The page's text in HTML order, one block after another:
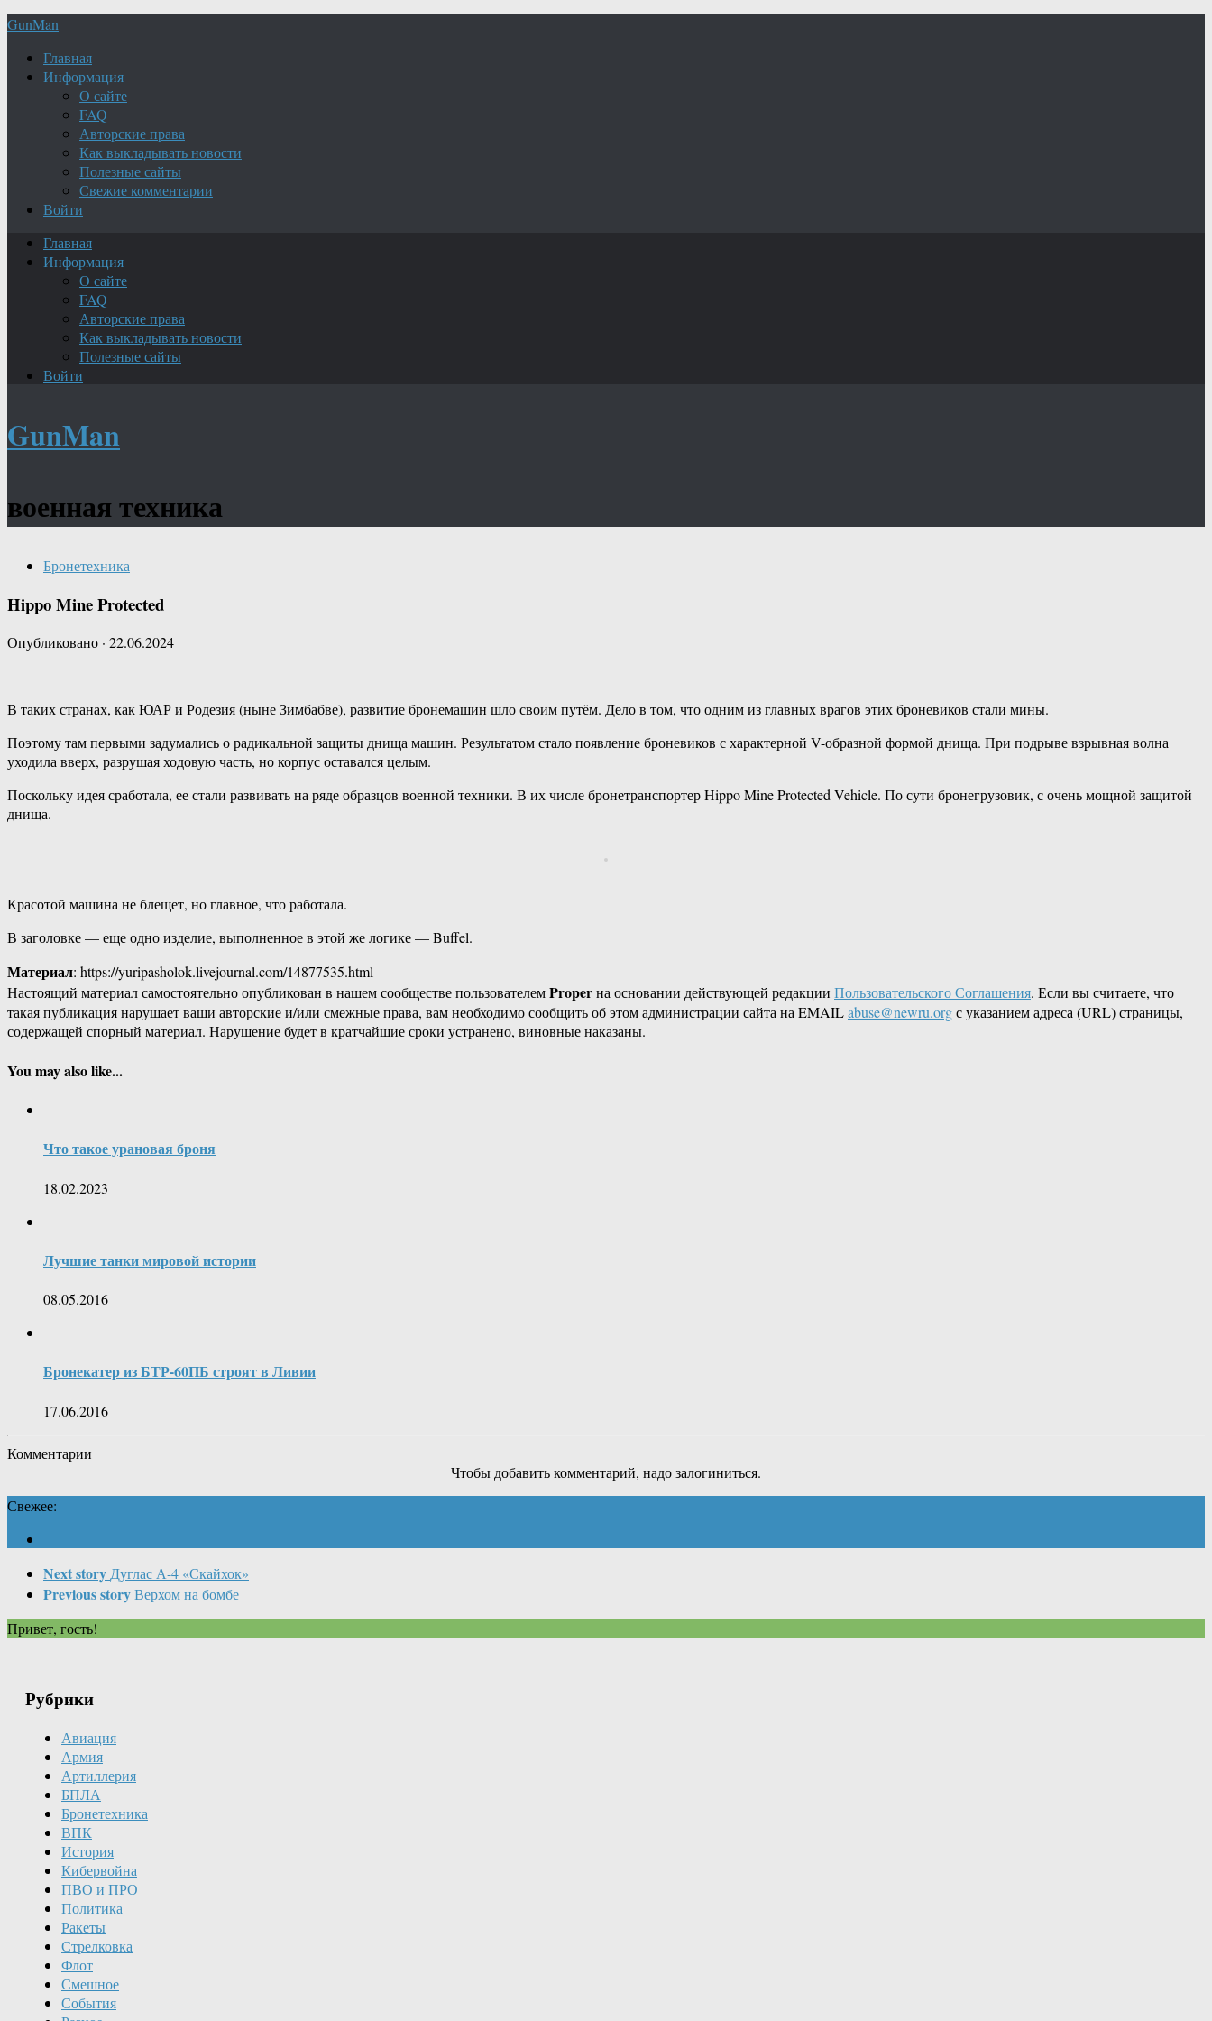
GunMan
Главная
Информация
О сайте
FAQ
Авторские права
Как выкладывать новости
Полезные сайты
Свежие комментарии
Войти
Главная
Информация
О сайте
FAQ
Авторские права
Как выкладывать новости
Полезные сайты
Войти
GunMan
военная техника
Бронетехника
Hippo Mine Protected
Опубликовано · 22.06.2024
В таких странах, как ЮАР и Родезия (ныне Зимбабве), развитие бронемашин шло своим путём. Дело в том, что одним из главных врагов этих броневиков стали мины.
Поэтому там первыми задумались о радикальной защиты днища машин. Результатом стало появление броневиков с характерной V-образной формой днища. При подрыве взрывная волна
уходила вверх, разрушая ходовую часть, но корпус оставался целым.
Поскольку идея сработала, ее стали развивать на ряде образцов военной техники. В их числе бронетранспортер Hippo Mine Protected Vehicle. По сути бронегрузовик, с очень мощной защитой
днища.
Красотой машина не блещет, но главное, что работала.
В заголовке — еще одно изделие, выполненное в этой же логике — Buffel.
Материал: https://yuripasholok.livejournal.com/14877535.html
Настоящий материал самостоятельно опубликован в нашем сообществе пользователемProperна основании действующей редакции Пользовательского Соглашения. Если вы считаете, что
такая публикация нарушает ваши авторские и/или смежные права, вам необходимо сообщить об этом администрации сайта на EMAILabuse@newru.orgс указанием адреса (URL) страницы,
содержащей спорный материал. Нарушение будет в кратчайшие сроки устранено, виновные наказаны.
You may also like...
Что такое урановая броня
18.02.2023
Лучшие танки мировой истории
08.05.2016
Бронекатер из БТР-60ПБ строят в Ливии
17.06.2016
Комментарии
Чтобы добавить комментарий, надо залогиниться.
Свежее:
Next story Дуглас А-4 «Скайхок»
Previous storyВерхом на бомбе
Привет, гость!
Рубрики
Авиация
Армия
Артиллерия
БПЛА
Бронетехника
ВПК
История
Кибервойна
ПВО и ПРО
Политика
Ракеты
Стрелковка
Флот
Смешное
События